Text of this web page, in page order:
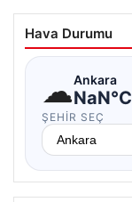
Hava Durumu
☁Ankara
NaN°C
ŞEHIR SEÇ